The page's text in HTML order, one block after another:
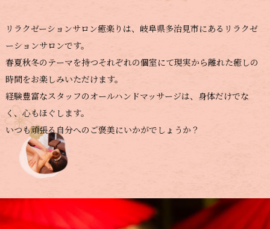
リラクゼーションサロン癒楽りは、岐阜県多治見市にあるリラクゼ
ーションサロンです。
春夏秋冬のテーマを持つそれぞれの個室にて現実から離れた癒しの
時間をお楽しみいただけます。
経験豊富なスタッフのオールハンドマッサージは、身体だけでな
く、心もほぐします。
いつも頑張る自分へのご褒美にいかがでしょうか？